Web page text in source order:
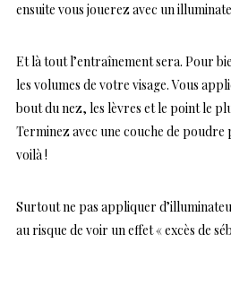
ensuite vous jouerez avec un
Et là tout l’entraînement sera. Pour
les volumes de votre visage. Vous
bout du nez, les lèvres et le point le
Terminez avec une couche de
voilà !
Surtout ne pas appliquer
au risque de voir un effet « excès de